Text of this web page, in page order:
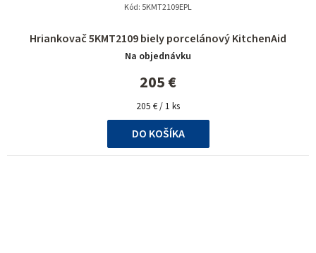
Hriankovač 5KMT2109 biely porcelánový KitchenAid
Na objednávku
205 €
Jednotková
cena:
205 € / 1 ks
DO KOŠÍKA
Kód: 5KMT2109EPL